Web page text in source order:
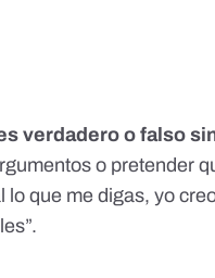
verdadero o falso
o pretender
que me digas, yo